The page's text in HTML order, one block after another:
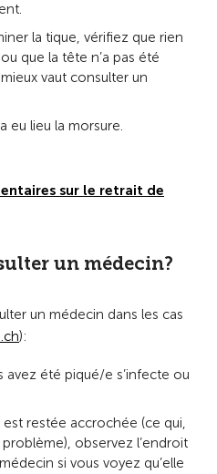
la tique, vérifiez que rien
que la tête n’a pas été
vaut consulter un
eu lieu la morsure.
sur le retrait de
un médecin?
un médecin dans les cas
):
avez été piqué/e s’infecte ou
restée accrochée (ce qui,
observez l’endroit
si vous voyez qu’elle